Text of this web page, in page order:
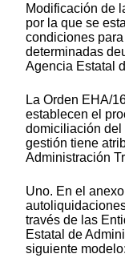
Modificación de
por la que se
condiciones
determinadas
Agencia Estatal
La Orden EHA/
establecen el
domiciliación del
gestión tiene
Administración
Uno. En el
través de las
Estatal de
siguiente modelo: